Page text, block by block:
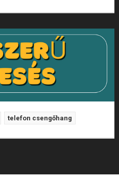
telefon csengőhang